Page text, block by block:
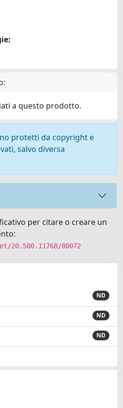
a questo prodotto.
protetti da copyright e
salvo diversa
per citare o creare un
20.500.11768/80072
ND
ND
ND